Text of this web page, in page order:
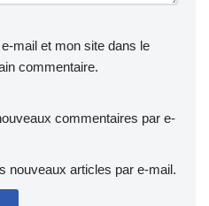
mail et mon site dans le
commentaire.
commentaires par e-
nouveaux articles par e-mail.